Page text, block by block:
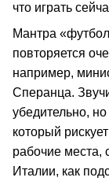
что играть
Мантра
повторяется
например,
Сперанца.
убедительно,
который
рабочие места,
Италии, как